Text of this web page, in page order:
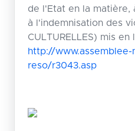
de l'Etat en la matière,
à l'indemnisation des
CULTURELLES) mis
http://www.assemblee-
reso/r3043.asp